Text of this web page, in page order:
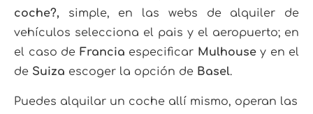
coche?, simple, en las webs de alquiler de
vehículos selecciona el pais y el aeropuerto; en
el caso de Francia especificar Mulhousey en el
de Suiza escoger la opción de Basel.
Puedes alquilar un coche allí mismo, operan las